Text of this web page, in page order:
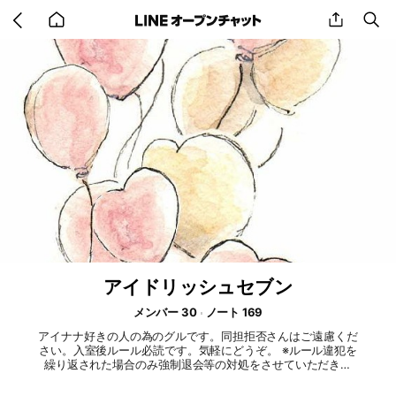
back
to
home
share
アイドリッシュセブン
メンバー 30
ノート 169
アイナナ好きの人の為のグルです。同担拒否さんはご遠慮くだ
さい。入室後ルール必読です。気軽にどうぞ。 ※ルール違犯を
繰り返された場合のみ強制退会等の対処をさせていただきま